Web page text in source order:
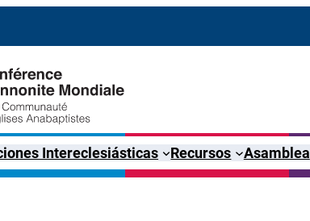
Intereclesiásticas Recursos Asamblea